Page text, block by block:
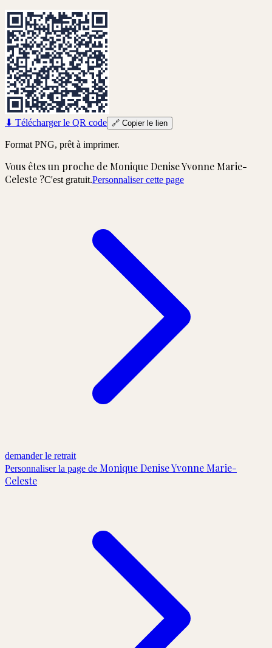
⬇ Télécharger le QR code 🔗 Copier le lien
Format PNG, prêt à imprimer.
Vous êtes un proche de Monique Denise Yvonne Marie-
Celeste ?C'est gratuit.Personnaliser cette page
demander le retrait
Personnaliser la page de Monique Denise Yvonne Marie-
Celeste